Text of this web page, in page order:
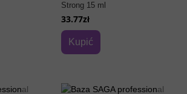
Strong 15 ml
33.77zł
Kupić